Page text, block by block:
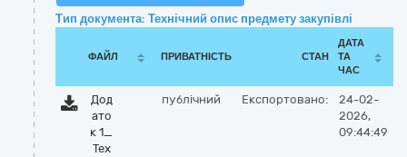
Тип документа: Технічний опис предмету закупівлі
ФАЙЛ ПРИВАТНІСТЬ СТАН
ДАТА
ТА
ЧАС
Дод
ато
к 1_
Тех
публічний Експортовано:
24-02-
2026,
09:44:49